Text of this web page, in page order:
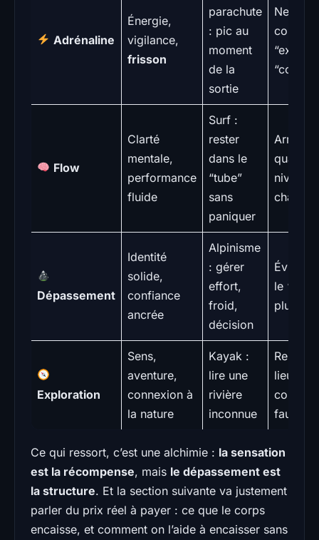
Adrénaline
Énergie,
vigilance,
frisson
parachute
: pic au
moment
de la
sortie
Ne pas
Flow
Clarté
mentale,
performance
fluide
Surf :
rester
dans le
“tube”
sans
paniquer
Arrive
quand
niveau
Dépassement
Identité
solide,
confiance
ancrée
Alpinisme
: gérer
effort,
froid,
décision
Éviter
le
plus”
Exploration
Sens,
aventure,
connexion à
la nature
Kayak :
lire une
rivière
inconnue
lieux,
faune
Ce qui ressort, c’est une alchimie : la sensation
est la récompense, mais le dépassement est
la structure. Et la section suivante va justement
parler du prix réel à payer : ce que le corps
encaisse, et comment on l’aide à encaisser sans